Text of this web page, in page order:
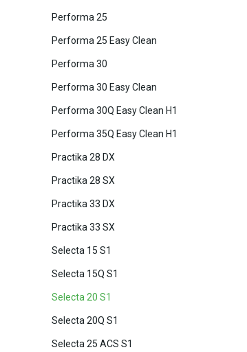
Performa 25
Performa 25 Easy Clean
Performa 30
Performa 30 Easy Clean
Performa 30Q Easy Clean H1
Performa 35Q Easy Clean H1
Practika 28 DX
Practika 28 SX
Practika 33 DX
Practika 33 SX
Selecta 15 S1
Selecta 15Q S1
Selecta 20 S1
Selecta 20Q S1
Selecta 25 ACS S1